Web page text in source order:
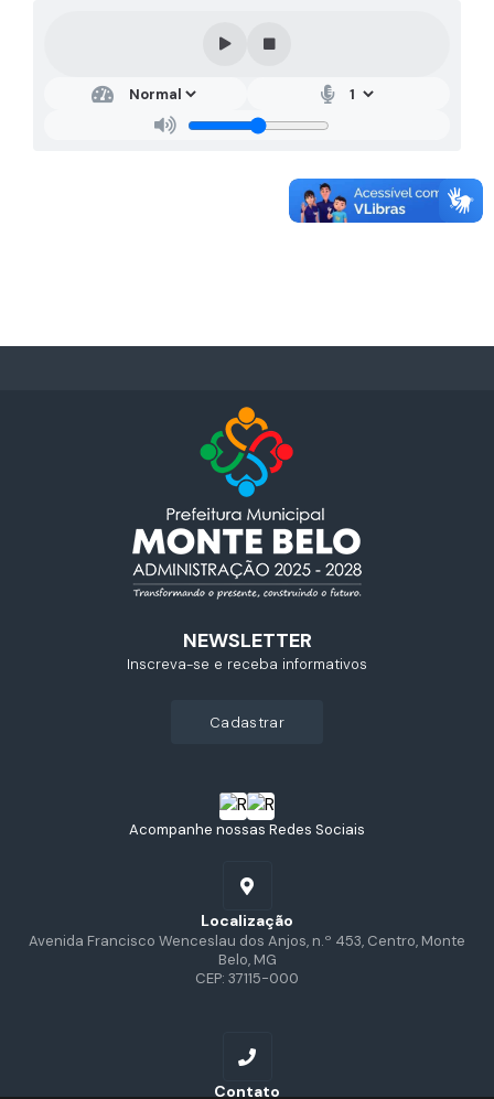
Acompanhe nossas Redes Sociais
Localização
Avenida Francisco Wenceslau dos Anjos, n.º 453, Centro, Monte
Belo, MG
CEP: 37115-000
Contato
NEWSLETTER
Inscreva-se e receba informativos
cadastrar